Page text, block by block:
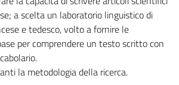
a scelta un laboratorio linguistico di
e tedesco, volto a fornire le
per comprendere un testo scritto con
la metodologia della ricerca.